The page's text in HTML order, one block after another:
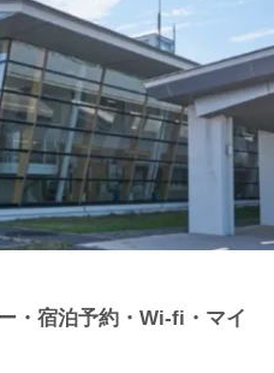
・宿泊予約・Wi-fi・マイ